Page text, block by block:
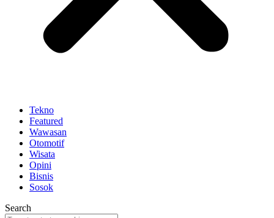
Tekno
Featured
Wawasan
Otomotif
Wisata
Opini
Bisnis
Sosok
Search